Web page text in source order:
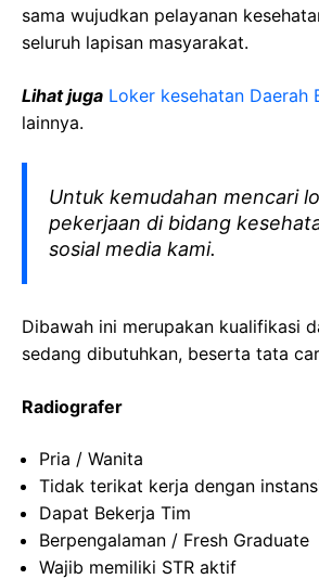
sama wujudkan pelayanan
seluruh lapisan masyarakat.
Lihat juga Loker kesehatan Daerah
lainnya.
Untuk kemudahan mencari
pekerjaan di bidang
sosial media kami.
Dibawah ini merupakan kualifikasi
sedang dibutuhkan, beserta tata
Radiografer
Pria / Wanita
Tidak terikat kerja dengan
Dapat Bekerja Tim
Berpengalaman / Fresh Graduate
Wajib memiliki STR aktif